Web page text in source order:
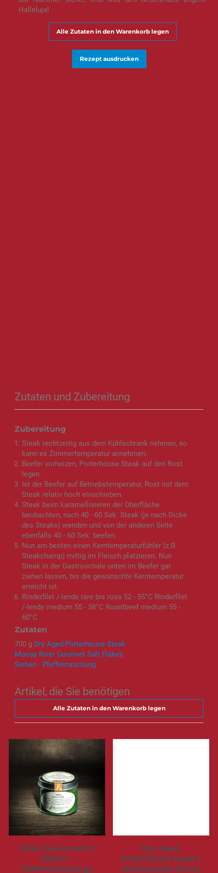
Halleluja!
Alle Zutaten in den Warenkorb legen
Rezept ausdrucken
Zutaten und Zubereitung
Zutaten
700 g Dry Aged Porterhouse Steak
Murray River Gourmet Salt Flakes
Sieben - Pfeffermischung
Zubereitung
Steak rechtzeitig aus dem Kühlschrank nehmen, so
kann es Zimmertemperatur annehmen.
Beefer vorheizen, Porterhouse Steak auf den Rost
legen.
Ist der Beefer auf Betriebstemperatur, Rost mit dem
Steak relativ hoch einschieben.
Steak beim karamellisieren der Oberfläche
beobachten, nach 40 - 60 Sek. Steak (je nach Dicke
des Steaks) wenden und von der anderen Seite
ebenfalls 40 - 60 Sek. beefen.
Nun am besten einen Kerntemperaturfühler (z.B
Steakchamp) mittig im Fleisch platzieren. Nun
Steak in der Gastroschale unten im Beefer gar
ziehen lassen, bis die gewünschte Kerntemperatur
erreicht ist.
Rinderfilet /-lende rare bis rosa 52 - 55°C Rinderfilet
/-lende medium 55 - 58°C Roastbeef medium 55 -
60°C
Artikel, die Sie benötigen
Alle Zutaten in den Warenkorb legen
Altes Gewürzamt |
Sieben -
Pfeffermischung |
Dry Aged
Porterhouse Steak |
Simmentaler Rind |